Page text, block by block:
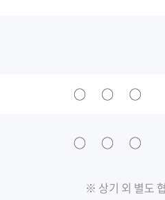
○ ○ ○
○ ○ ○
※ 상기 외 별도